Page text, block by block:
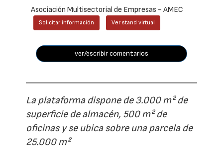
Asociación Multisectorial de Empresas - AMEC
Solicitar información Ver stand virtual
ver/escribir comentarios
La plataforma dispone de 3.000 m² de
superficie de almacén, 500 m² de
oficinas y se ubica sobre una parcela de
25.000 m²